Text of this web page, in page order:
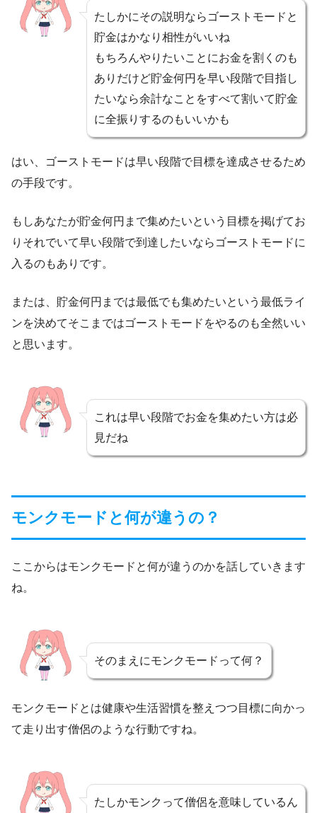
たしかにその説明ならゴーストモードと
貯金はかなり相性がいいね
もちろんやりたいことにお金を割くのも
ありだけど貯金何円を早い段階で目指し
たいなら余計なことをすべて割いて貯金
に全振りするのもいいかも
はい、ゴーストモードは早い段階で目標を達成させるため
の手段です。
もしあなたが貯金何円まで集めたいという目標を掲げてお
りそれでいて早い段階で到達したいならゴーストモードに
入るのもありです。
または、貯金何円までは最低でも集めたいという最低ライ
ンを決めてそこまではゴーストモードをやるのも全然いい
と思います。
これは早い段階でお金を集めたい方は必
見だね
モンクモードと何が違うの？
ここからはモンクモードと何が違うのかを話していきます
ね。
そのまえにモンクモードって何？
モンクモードとは健康や生活習慣を整えつつ目標に向かっ
て走り出す僧侶のような行動ですね。
たしかモンクって僧侶を意味しているん